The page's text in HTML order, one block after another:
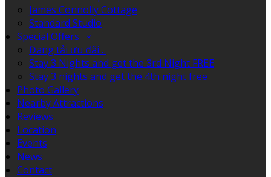
James Connolly Cottage
Standard Studio
Special Offers
Đang tải ưu đãi…
Stay 3 Nights and get the 3rd Night FREE
Stay 3 nights and get the 4th night free
Photo Gallery
Nearby Attractions
Reviews
Location
Events
News
Contact